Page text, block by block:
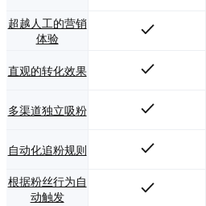
超越人工的营销
体验
直观的转化效果
多渠道独立吸粉
自动化追粉规则
根据粉丝行为自
动触发